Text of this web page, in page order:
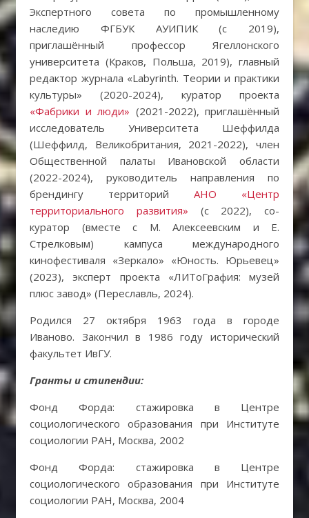
Экспертного совета по промышленному
наследию ФГБУК АУИПИК (с 2019),
приглашённый профессор Ягеллонского
университета (Краков, Польша, 2019), главный
редактор журнала «Labyrinth. Теории и практики
культуры» (2020-2024), куратор проекта
«Фабрики и люди» (2021-2022), приглашённый
исследователь Университета Шеффилда
(Шеффилд, Великобритания, 2021-2022), член
Общественной палаты Ивановской области
(2022-2024), руководитель направления по
брендингу территорий АНО «Центр
территориального развития» (c 2022), со-
куратор (вместе с М. Алексеевским и Е.
Стрелковым) кампуса международного
кинофестиваля «Зеркало» «Юность. Юрьевец»
(2023), эксперт проекта «ЛИТоГрафия: музей
плюс завод» (Переславль, 2024).
Родился 27 октября 1963 года в городе
Иваново. Закончил в 1986 году исторический
факультет ИвГУ.
Гранты и стипендии:
Фонд Форда: стажировка в Центре
социологического образования при Институте
социологии РАН, Москва, 2002
Фонд Форда: стажировка в Центре
социологического образования при Институте
социологии РАН, Москва, 2004